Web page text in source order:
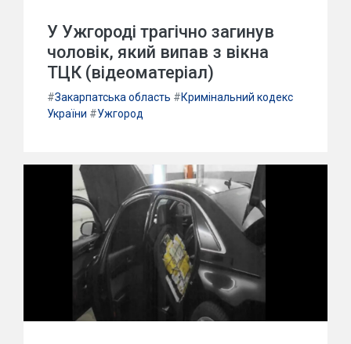
У Ужгороді трагічно загинув
чоловік, який випав з вікна
ТЦК (відеоматеріал)
#Закарпатська область #Кримінальний кодекс
України #Ужгород